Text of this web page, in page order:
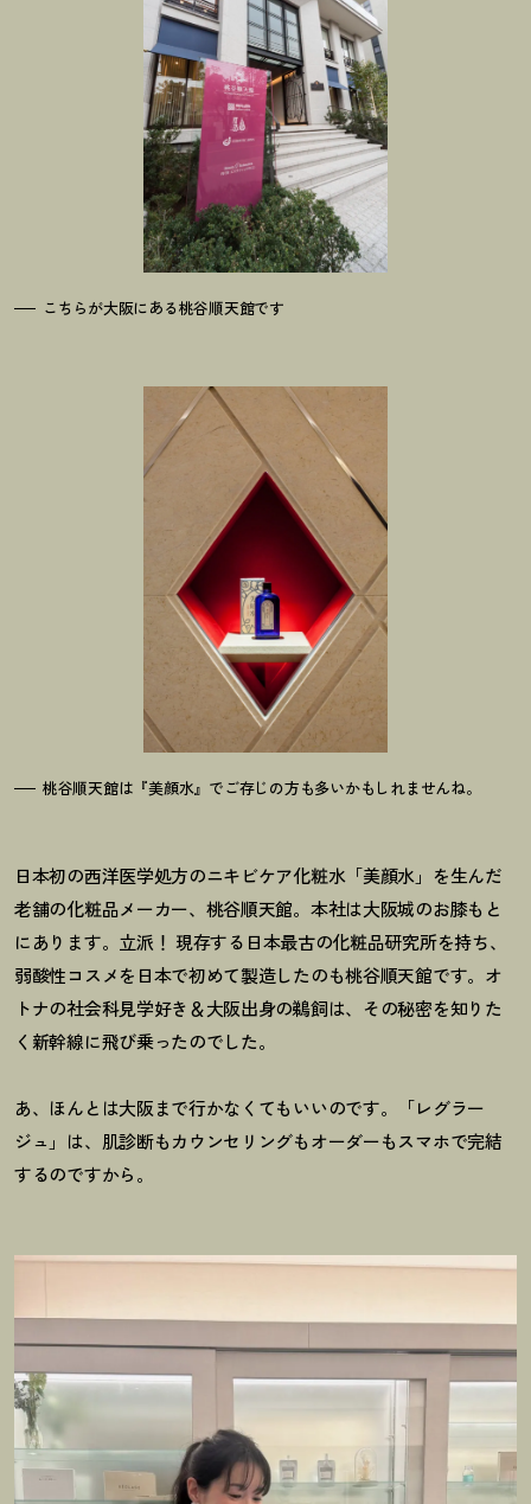
こちらが大阪にある桃谷順天館です
桃谷順天館は『美顔水』でご存じの方も多いかもしれませんね。
日本初の西洋医学処方のニキビケア化粧水「美顔水」を生んだ
老舗の化粧品メーカー、桃谷順天館。本社は大阪城のお膝もと
にあります。立派 ！ 現存する日本最古の化粧品研究所を持ち、
弱酸性コスメを日本で初めて製造したのも桃谷順天館です。オ
トナの社会科見学好き＆大阪出身の鵜飼は、その秘密を知りた
く新幹線に飛び乗ったのでした。
あ、ほんとは大阪まで行かなくてもいいのです。「レグラー
ジュ」は、肌診断もカウンセリングもオーダーもスマホで完結
するのですから。